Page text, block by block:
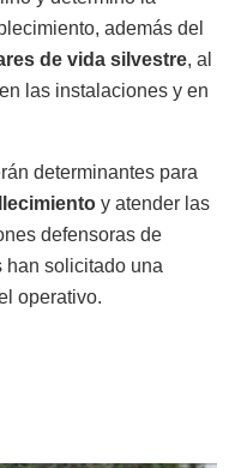
además del
de vida silvestre, al
las instalaciones y en
determinantes para
y atender las
defensoras de
solicitado una
operativo.